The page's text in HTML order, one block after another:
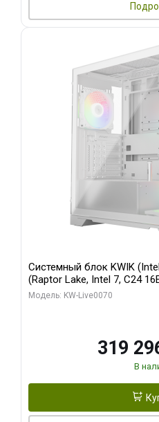
Системный блок KWIK
(Raptor Lake, Intel 7, C24
модуля)/ Gigabyte RTX5080
Модель: KW-Live0070
319
В